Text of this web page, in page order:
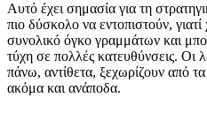
Αυτό έχει σημασία για τη
πιο δύσκολο να εντοπιστούν,
συνολικό όγκο γραμμάτων και
τύχη σε πολλές κατευθύνσεις. Οι
πάνω, αντίθετα, ξεχωρίζουν από
ακόμα και ανάποδα.